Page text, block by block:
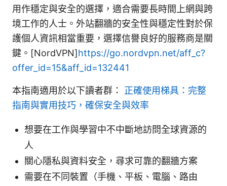
用作穩定與安全的選擇，適合需要長時間上網與跨
境工作的人士。外站翻牆的安全性與穩定性對於保
護個人資訊相當重要，選擇信譽良好的服務商是關
鍵。[NordVPN]https://go.nordvpn.net/aff_c?
offer_id=15&aff_id=132441
本指南適用於以下讀者群： 正確使用梯具：完整
指南與實用技巧，確保安全與效率
想要在工作與學習中不中斷地訪問全球資源的
人
關心隱私與資料安全，尋求可靠的翻牆方案
需要在不同裝置（手機、平板、電腦、路由